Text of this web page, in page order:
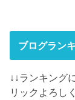
ブログラン
↓↓ランキング
リックよろし